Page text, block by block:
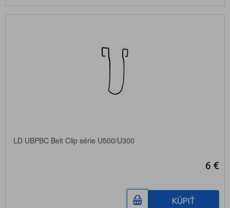
LD UBPBC Belt Clip série U500/U300
6 €
KÚPIŤ